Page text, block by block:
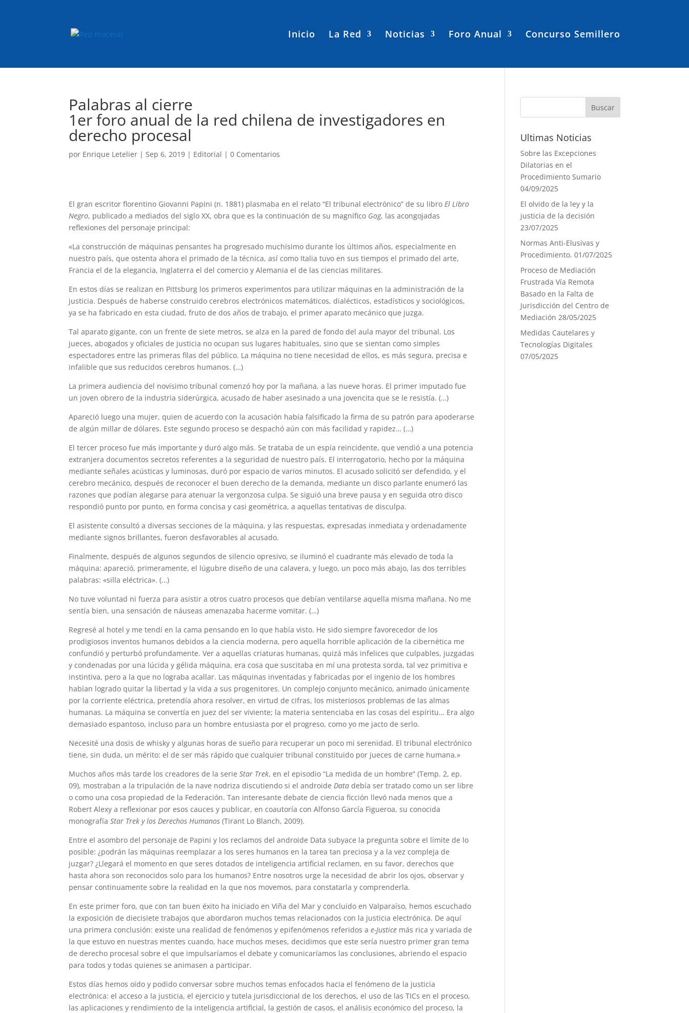
Inicio La Red Noticias Foro Anual Concurso Semillero
Palabras al cierre
1er foro anual de la red chilena de investigadores en
derecho procesal
por Enrique Letelier |Sep 6, 2019 | Editorial |0 Comentarios
El gran escritor florentino Giovanni Papini (n. 1881) plasmaba en el relato “El tribunal electrónico” de su libroEl Libro
Negro, publicado a mediados del siglo XX, obra que es la continuación de su magnífico Gog, las acongojadas
reflexiones del personaje principal:
«La construcción de máquinas pensantes ha progresado muchísimo durante los últimos años, especialmente en
nuestro país, que ostenta ahora el primado de la técnica, así como Italia tuvo en sus tiempos el primado del arte,
Francia el de la elegancia, Inglaterra el del comercio y Alemania el de las ciencias militares.
En estos días se realizan en Pittsburg los primeros experimentos para utilizar máquinas en la administración de la
justicia. Después de haberse construido cerebros electrónicos matemáticos, dialécticos, estadísticos y sociológicos,
ya se ha fabricado en esta ciudad, fruto de dos años de trabajo, el primer aparato mecánico que juzga.
Tal aparato gigante, con un frente de siete metros, se alza en la pared de fondo del aula mayor del tribunal. Los
jueces, abogados y oficiales de justicia no ocupan sus lugares habituales, sino que se sientan como simples
espectadores entre las primeras filas del público. La máquina no tiene necesidad de ellos, es más segura, precisa e
infalible que sus reducidos cerebros humanos. (…)
La primera audiencia del novísimo tribunal comenzó hoy por la mañana, a las nueve horas. El primer imputado fue
un joven obrero de la industria siderúrgica, acusado de haber asesinado a una jovencita que se le resistía. (…)
Apareció luego una mujer, quien de acuerdo con la acusación había falsificado la firma de su patrón para apoderarse
de algún millar de dólares. Este segundo proceso se despachó aún con más facilidad y rapidez… (…)
El tercer proceso fue más importante y duró algo más. Se trataba de un espía reincidente, que vendió a una potencia
extranjera documentos secretos referentes a la seguridad de nuestro país. El interrogatorio, hecho por la máquina
mediante señales acústicas y luminosas, duró por espacio de varios minutos. El acusado solicitó ser defendido, y el
cerebro mecánico, después de reconocer el buen derecho de la demanda, mediante un disco parlante enumeró las
razones que podían alegarse para atenuar la vergonzosa culpa. Se siguió una breve pausa y en seguida otro disco
respondió punto por punto, en forma concisa y casi geométrica, a aquellas tentativas de disculpa.
El asistente consultó a diversas secciones de la máquina, y las respuestas, expresadas inmediata y ordenadamente
mediante signos brillantes, fueron desfavorables al acusado.
Finalmente, después de algunos segundos de silencio opresivo, se iluminó el cuadrante más elevado de toda la
máquina: apareció, primeramente, el lúgubre diseño de una calavera, y luego, un poco más abajo, las dos terribles
palabras: «silla eléctrica». (…)
No tuve voluntad ni fuerza para asistir a otros cuatro procesos que debían ventilarse aquella misma mañana. No me
sentía bien, una sensación de náuseas amenazaba hacerme vomitar. (…)
Regresé al hotel y me tendí en la cama pensando en lo que había visto. He sido siempre favorecedor de los
prodigiosos inventos humanos debidos a la ciencia moderna, pero aquella horrible aplicación de la cibernética me
confundió y perturbó profundamente. Ver a aquellas criaturas humanas, quizá más infelices que culpables, juzgadas
y condenadas por una lúcida y gélida máquina, era cosa que suscitaba en mí una protesta sorda, tal vez primitiva e
instintiva, pero a la que no lograba acallar. Las máquinas inventadas y fabricadas por el ingenio de los hombres
habían logrado quitar la libertad y la vida a sus progenitores. Un complejo conjunto mecánico, animado únicamente
por la corriente eléctrica, pretendía ahora resolver, en virtud de cifras, los misteriosos problemas de las almas
humanas. La máquina se convertía en juez del ser viviente; la materia sentenciaba en las cosas del espíritu… Era algo
demasiado espantoso, incluso para un hombre entusiasta por el progreso, como yo me jacto de serlo.
Necesité una dosis de whisky y algunas horas de sueño para recuperar un poco mi serenidad. El tribunal electrónico
tiene, sin duda, un mérito: el de ser más rápido que cualquier tribunal constituido por jueces de carne humana.»
Muchos años más tarde los creadores de la serieStar Trek, en el episodio “La medida de un hombre” (Temp. 2, ep.
09), mostraban a la tripulación de la nave nodriza discutiendo si el androideData debía ser tratado como un ser libre
o como una cosa propiedad de la Federación. Tan interesante debate de ciencia ficción llevó nada menos que a
Robert Alexy a reflexionar por esos cauces y publicar, en coautoría con Alfonso García Figueroa, su conocida
monografíaStar Trek y los Derechos Humanos (Tirant Lo Blanch, 2009).
Entre el asombro del personaje de Papini y los reclamos del androide Data subyace la pregunta sobre el límite de lo
posible: ¿podrán las máquinas reemplazar a los seres humanos en la tarea tan preciosa y a la vez compleja de
juzgar? ¿Llegará el momento en que seres dotados de inteligencia artificial reclamen, en su favor, derechos que
hasta ahora son reconocidos solo para los humanos? Entre nosotros urge la necesidad de abrir los ojos, observar y
pensar continuamente sobre la realidad en la que nos movemos, para constatarla y comprenderla.
En este primer foro, que con tan buen éxito ha iniciado en Viña del Mar y concluido en Valparaíso, hemos escuchado
la exposición de diecisiete trabajos que abordaron muchos temas relacionados con la justicia electrónica. De aquí
una primera conclusión: existe una realidad de fenómenos y epifenómenos referidos ae-Justice más rica y variada de
la que estuvo en nuestras mentes cuando, hace muchos meses, decidimos que este sería nuestro primer gran tema
de derecho procesal sobre el que impulsaríamos el debate y comunicaríamos las conclusiones, abriendo el espacio
para todos y todas quienes se animasen a participar.
Estos días hemos oído y podido conversar sobre muchos temas enfocados hacia el fenómeno de la justicia
electrónica: el acceso a la justicia, el ejercicio y tutela jurisdiccional de los derechos, el uso de las TICs en el proceso,
las aplicaciones y rendimiento de la inteligencia artificial, la gestión de casos, el análisis económico del proceso, la
Ultimas Noticias
Sobre las Excepciones
Dilatorias en el
Procedimiento Sumario
04/09/2025
El olvido de la ley y la
justicia de la decisión
23/07/2025
Normas Anti-Elusivas y
Procedimiento. 01/07/2025
Proceso de Mediación
Frustrada Vía Remota
Basado en la Falta de
Jurisdicción del Centro de
Mediación 28/05/2025
Medidas Cautelares y
Tecnologías Digitales
07/05/2025